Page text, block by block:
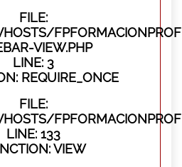
FILE:
VIEW.PHP
LINE: 3
REQUIRE_ONCE
FILE:
LINE: 133
VIEW